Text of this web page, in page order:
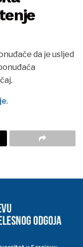
da je usljed
.